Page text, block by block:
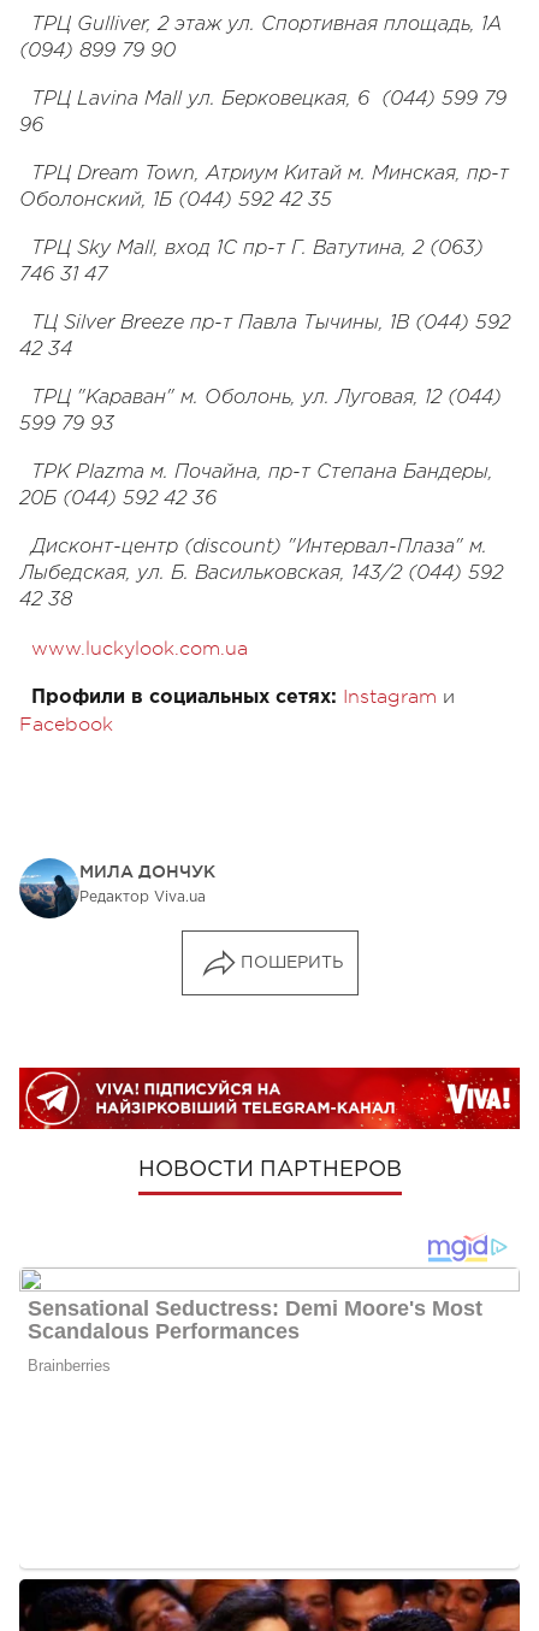
ТРЦ Gulliver, 2 этаж ул. Спортивная площадь, 1А
(094) 899 79 90
ТРЦ Lavina Mall ул. Берковецкая, 6 (044) 599 79
96
ТРЦ Dream Town, Атриум Китай м. Минская, пр-т
Оболонский, 1Б (044) 592 42 35
ТРЦ Sky Mall, вход 1C пр-т Г. Ватутина, 2 (063)
746 31 47
ТЦ Silver Breeze пр-т Павла Тычины, 1В (044) 592
42 34
ТРЦ "Караван" м. Оболонь, ул. Луговая, 12 (044)
599 79 93
ТРK Plazma м. Почайна, пр-т Степана Бандеры,
20Б (044) 592 42 36
Дисконт-центр (discount) "Интервал-Плаза" м.
Лыбедская, ул. Б. Васильковская, 143/2 (044) 592
42 38
www.luckylook.com.ua
Профили в социальных сетях: Instagram и
Facebook
МИЛА ДОНЧУК
Редактор Viva.ua
ПОШЕРИТЬ
НОВОСТИ ПАРТНЕРОВ